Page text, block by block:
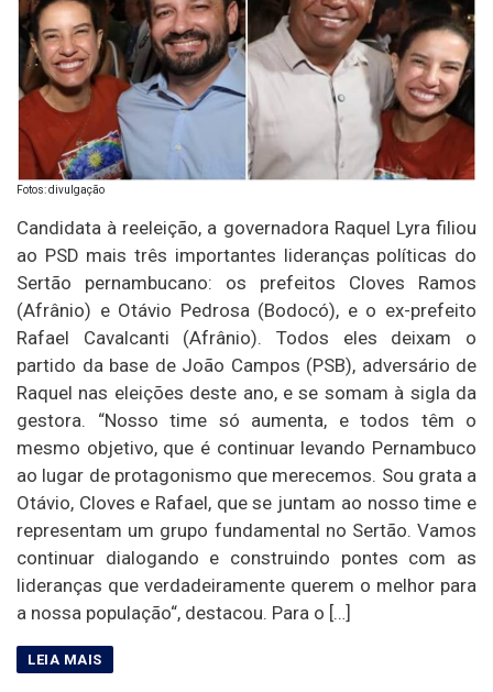
Fotos: divulgação
Candidata à reeleição, a governadora Raquel Lyra filiou
ao PSD mais três importantes lideranças políticas do
Sertão pernambucano: os prefeitos Cloves Ramos
(Afrânio) e Otávio Pedrosa (Bodocó), e o ex-prefeito
Rafael Cavalcanti (Afrânio). Todos eles deixam o
partido da base de João Campos (PSB), adversário de
Raquel nas eleições deste ano, e se somam à sigla da
gestora. “Nosso time só aumenta, e todos têm o
mesmo objetivo, que é continuar levando Pernambuco
ao lugar de protagonismo que merecemos. Sou grata a
Otávio, Cloves e Rafael, que se juntam ao nosso time e
representam um grupo fundamental no Sertão. Vamos
continuar dialogando e construindo pontes com as
lideranças que verdadeiramente querem o melhor para
a nossa população“, destacou. Para o […]